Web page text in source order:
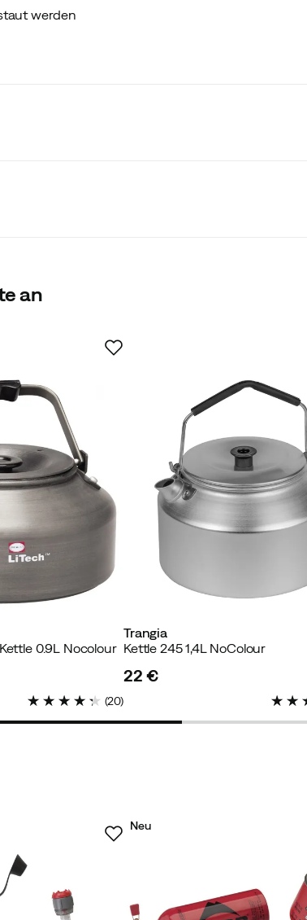
werden
an
0.9L Nocolour
(20)
Trangia
Kettle 245 1,4L NoColour
22 €
Neu